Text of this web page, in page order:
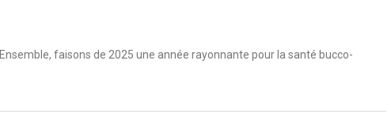
Ensemble, faisons de 2025 une année rayonnante pour la santé bucco-